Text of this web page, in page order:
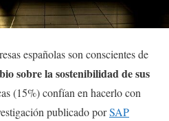
españolas son conscientes de
sobre la sostenibilidad de sus
(15%) confían en hacerlo con
publicado porSAP